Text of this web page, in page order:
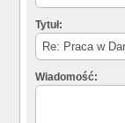
Tytuł:
Wiadomość: